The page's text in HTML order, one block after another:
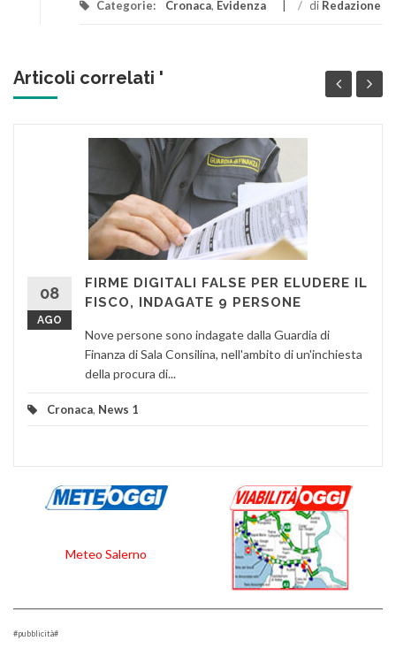
Categorie: Cronaca, Evidenza / di Redazione
Articoli correlati '
08
AGO
FIRME DIGITALI FALSE PER ELUDERE IL
FISCO, INDAGATE 9 PERSONE
Nove persone sono indagate dalla Guardia di
Finanza di Sala Consilina, nell'ambito di un'inchiesta
della procura di...
Cronaca, News 1
Meteo Salerno
#pubblicità#